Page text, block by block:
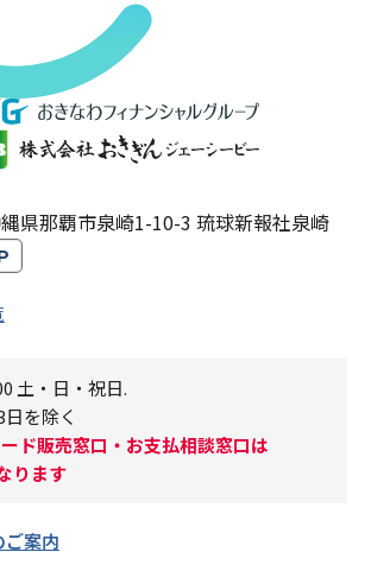
県那覇市泉崎1-10-3 琉球新報社泉崎
土・日・祝日.
を除く
ド販売窓口・お支払相談窓口は
ります
案内